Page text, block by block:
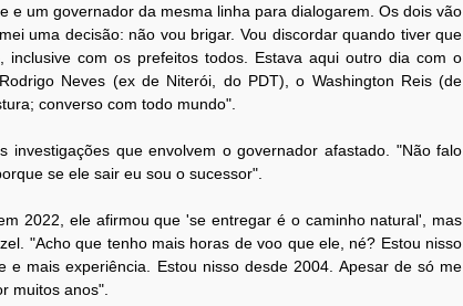
e um governador da mesma linha para dialogarem. Os dois vão
uma decisão: não vou brigar. Vou discordar quando tiver que
inclusive com os prefeitos todos. Estava aqui outro dia com o
Neves (ex de Niterói, do PDT), o Washington Reis (de
converso com todo mundo".
investigações que envolvem o governador afastado. "Não falo
se ele sair eu sou o sucessor".
2022, ele afirmou que 'se entregar é o caminho natural', mas
"Acho que tenho mais horas de voo que ele, né? Estou nisso
e mais experiência. Estou nisso desde 2004. Apesar de só me
muitos anos".